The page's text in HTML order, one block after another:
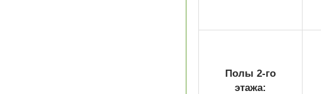
Полы 2-го
этажа: